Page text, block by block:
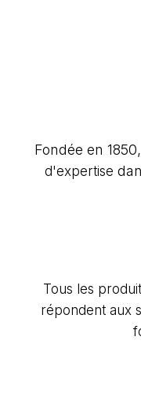
Fondée en
d'expertise
Tous les
répondent aux